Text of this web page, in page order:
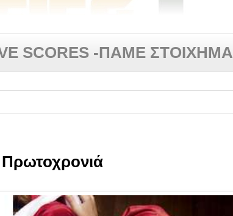
SCORES -ΠΑΜΕ ΣΤΟΙΧΗΜΑ